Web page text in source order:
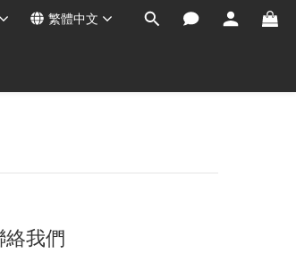
繁體中文
絡我們